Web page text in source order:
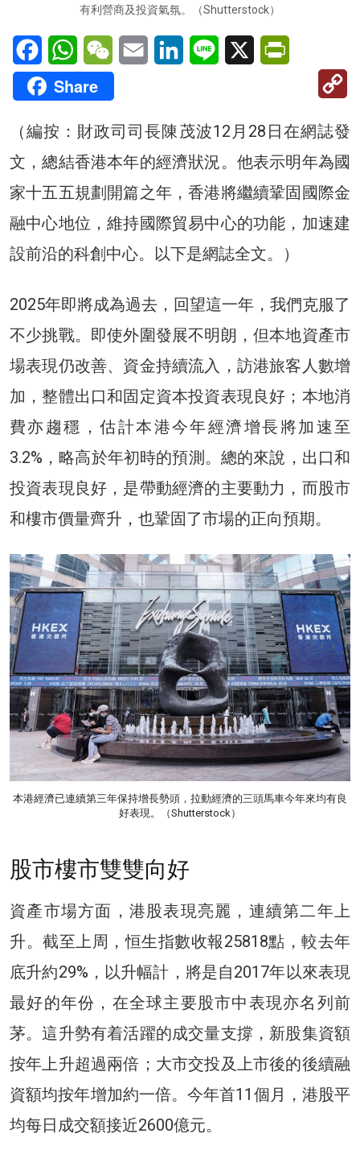
有利營商及投資氣氛。（Shutterstock）
FacebookWhatsAppWeChatEmail LinkedInLine X
Share
（編按：財政司司長陳茂波12月28日在網誌發
文，總結香港本年的經濟狀況。他表示明年為國
家十五五規劃開篇之年，香港將繼續鞏固國際金
融中心地位，維持國際貿易中心的功能，加速建
設前沿的科創中心。以下是網誌全文。 ）
2025年即將成為過去，回望這一年，我們克服了
不少挑戰。即使外圍發展不明朗，但本地資產市
場表現仍改善、資金持續流入，訪港旅客人數增
加，整體出口和固定資本投資表現良好；本地消
費亦趨穩，估計本港今年經濟增長將加速至
3.2%，略高於年初時的預測。總的來說，出口和
投資表現良好，是帶動經濟的主要動力，而股市
和樓市價量齊升，也鞏固了市場的正向預期。
本港經濟已連續第三年保持增長勢頭，拉動經濟的三頭馬車今年來均有良
好表現。（Shutterstock）
股市樓市雙雙向好
資產市場方面，港股表現亮麗，連續第二年上
升。截至上周，恒生指數收報25818點，較去年
底升約29%，以升幅計，將是自2017年以來表現
最好的年份，在全球主要股市中表現亦名列前
茅。這升勢有着活躍的成交量支撐，新股集資額
按年上升超過兩倍；大市交投及上市後的後續融
資額均按年增加約一倍。今年首11個月，港股平
均每日成交額接近2600億元。